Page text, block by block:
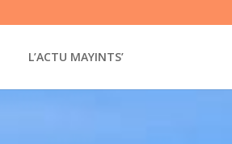
L’ACTU MAYINTS’